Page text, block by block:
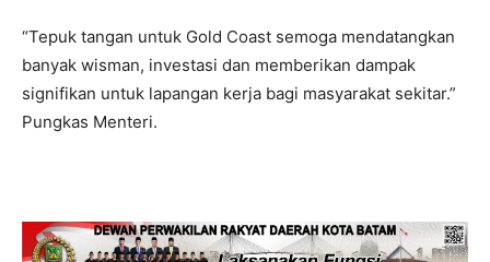
“Tepuk tangan untuk Gold Coast semoga mendatangkan
banyak wisman, investasi dan memberikan dampak
signifikan untuk lapangan kerja bagi masyarakat sekitar.”
Pungkas Menteri.